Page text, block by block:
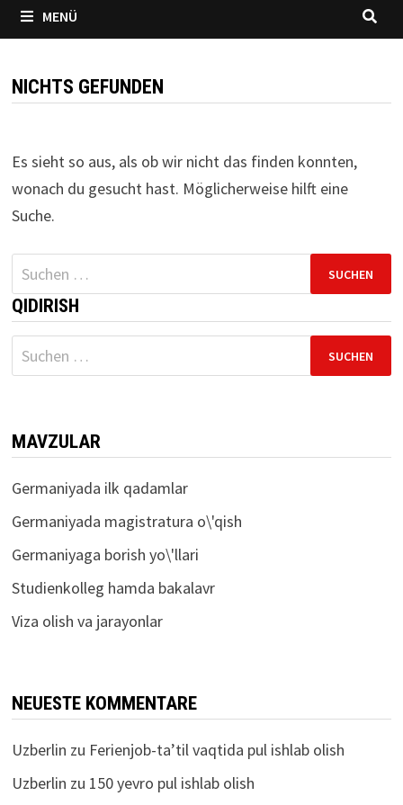
MENÜ
NICHTS GEFUNDEN
Es sieht so aus, als ob wir nicht das finden konnten,
wonach du gesucht hast. Möglicherweise hilft eine
Suche.
Suchen
nach:
QIDIRISH
Suchen
nach:
MAVZULAR
Germaniyada ilk qadamlar
Germaniyada magistratura o\'qish
Germaniyaga borish yo\'llari
Studienkolleg hamda bakalavr
Viza olish va jarayonlar
NEUESTE KOMMENTARE
Uzberlin zu Ferienjob-ta’til vaqtida pul ishlab olish
Uzberlin zu 150 yevro pul ishlab olish